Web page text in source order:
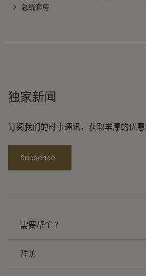
总统套房
独家新闻
订阅我们的时事通讯，获取丰厚的优
Subscribe
需要帮忙 ？
拜访